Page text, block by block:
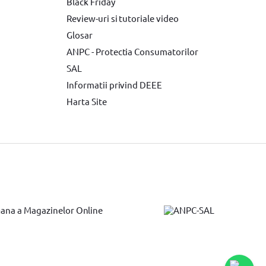
electrica BOSCH
Review-uri si tutoriale video
Glosar
ANPC - Protectia Consumatorilor
SAL
Informatii privind DEEE
Harta Site